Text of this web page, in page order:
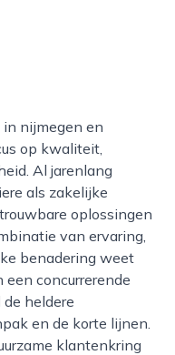
op kwaliteit,
Al jarenlang
als zakelijke
oplossingen
van ervaring,
benadering weet
concurrerende
heldere
en de korte lijnen.
klantenkring